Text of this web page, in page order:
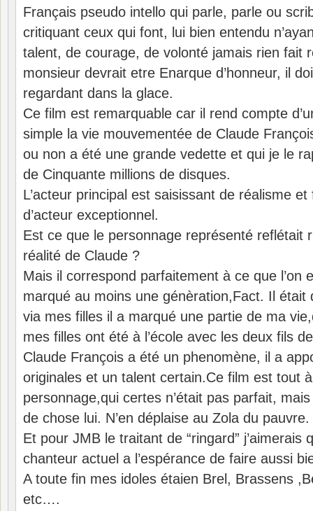
Français pseudo intello qui parle, parle ou
critiquant ceux qui font, lui bien entendu
talent, de courage, de volonté jamais rien fait
monsieur devrait etre Enarque d’honneur, il
regardant dans la glace.
Ce film est remarquable car il rend compte
simple la vie mouvementée de Claude
ou non a été une grande vedette et qui je le
de Cinquante millions de disques.
L’acteur principal est saisissant de réalisme
d’acteur exceptionnel.
Est ce que le personnage représenté reflétait
réalité de Claude ?
Mais il correspond parfaitement à ce que l’on
marqué au moins une génèration,Fact. Il était
via mes filles il a marqué une partie de ma
mes filles ont été à l’école avec les deux fils
Claude François a été un phenomène, il a
originales et un talent certain.Ce film est tout
personnage,qui certes n’était pas parfait,
de chose lui. N’en déplaise au Zola du pauvre.
Et pour JMB le traitant de “ringard” j’aimerais
chanteur actuel a l’espérance de faire aussi
A toute fin mes idoles étaien Brel, Brassens
etc….